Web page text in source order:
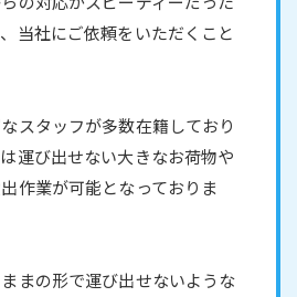
当社にご依頼をいただくこと
スタッフが多数在籍しており
運び出せない大きなお荷物や
作業が可能となっておりま
まの形で運び出せないような